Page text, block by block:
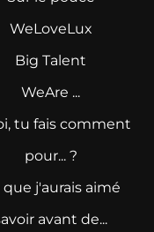
WeLoveLux
Big Talent
WeAre ...
tu fais comment
pour... ?
que j'aurais aimé
avant de...